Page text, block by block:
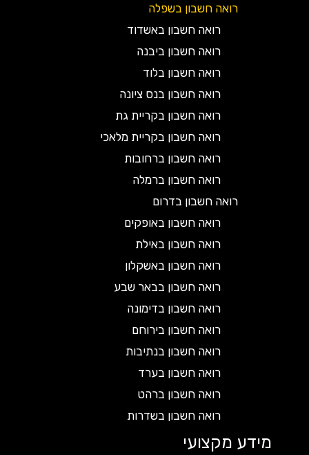
רואה חשבון בשפלה
רואה חשבון באשדוד
רואה חשבון ביבנה
רואה חשבון בלוד
רואה חשבון בנס ציונה
רואה חשבון בקריית גת
רואה חשבון בקריית מלאכי
רואה חשבון ברחובות
רואה חשבון ברמלה
רואה חשבון בדרום
רואה חשבון באופקים
רואה חשבון באילת
רואה חשבון באשקלון
רואה חשבון בבאר שבע
רואה חשבון בדימונה
רואה חשבון בירוחם
רואה חשבון בנתיבות
רואה חשבון בערד
רואה חשבון ברהט
רואה חשבון בשדרות
מידע מקצועי